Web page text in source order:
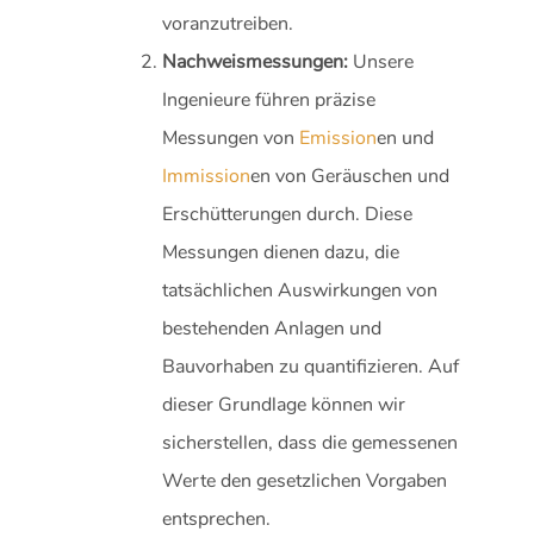
voranzutreiben.
Nachweismessungen: Unsere
Ingenieure führen präzise
Messungen von Emissionen und
Immissionen von Geräuschen und
Erschütterungen durch. Diese
Messungen dienen dazu, die
tatsächlichen Auswirkungen von
bestehenden Anlagen und
Bauvorhaben zu quantifizieren. Auf
dieser Grundlage können wir
sicherstellen, dass die gemessenen
Werte den gesetzlichen Vorgaben
entsprechen.